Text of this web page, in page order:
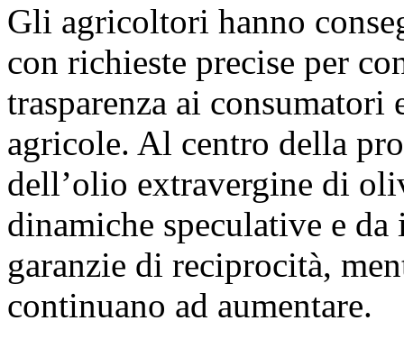
Gli agricoltori hanno
con richieste precise per
trasparenza ai
agricole. Al centro della
dell’olio extravergine di
dinamiche speculative e
garanzie di reciprocità,
continuano ad aumentare.